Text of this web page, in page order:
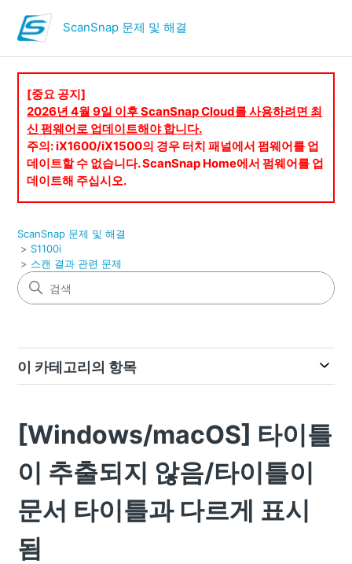
ScanSnap 문제 및 해결
[중요 공지]
2026년 4월 9일 이후 ScanSnap Cloud를 사용하려면 최
신 펌웨어로 업데이트해야 합니다.
주의: iX1600/iX1500의 경우 터치 패널에서 펌웨어를 업
데이트할 수 없습니다. ScanSnap Home에서 펌웨어를 업
데이트해 주십시오.
ScanSnap 문제 및 해결
S1100i
스캔 결과 관련 문제
이 카테고리의 항목
[Windows/macOS] 타이틀
이 추출되지 않음/타이틀이
문서 타이틀과 다르게 표시
됨